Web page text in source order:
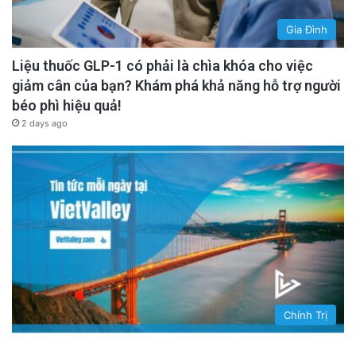
Gia Đình
Liệu thuốc GLP-1 có phải là chìa khóa cho việc
giảm cân của bạn? Khám phá khả năng hỗ trợ người
béo phì hiệu quả!
2 days ago
Chính Trị